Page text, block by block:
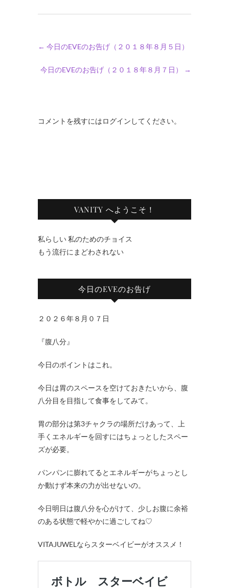
← 今日のEVEのお告げ（２０１８年８月５日）
今日のEVEのお告げ（２０１８年８月７日） →
コメントを残すにはログインしてください。
VANITY へようこそ！
私らしい 私のためのチョイス
もう流行にまどわされない
今日のEVEのお告げ
２０２６年８月０７日
『腹八分』
今日のポイントはこれ。
今日は胃のスペースを空けておきたいから、腹
八分目を目指して食事をしてみて。
胃の部分は第3チャクラの場所だけあって、上
手くエネルギーを回すにはちょっとしたスペー
ズが必要。
パンパンに膨れてるとエネルギーがちょっとし
か動けず本来の力が出せないの。
今日明日は腹八分を心がけて、少しお腹に余裕
のある状態で軽やかに過ごしてね♡
VITAJUWELならスターベイビーがオススメ！